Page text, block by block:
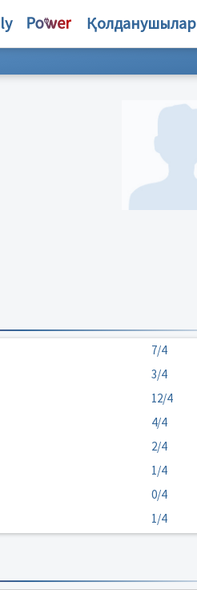
Қолданушылар
7/4
3/4
12/4
4/4
2/4
1/4
0/4
1/4